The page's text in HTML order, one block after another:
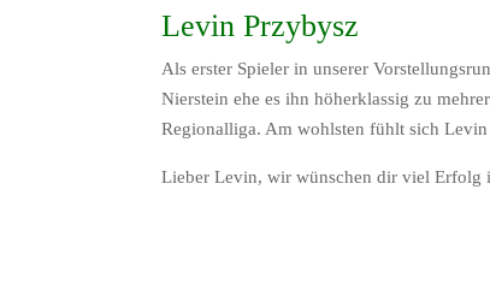
Levin Przybysz
Als erster Spieler in unserer
Nierstein ehe es ihn höherklassig zu
Regionalliga. Am wohlsten fühlt sich
Lieber Levin, wir wünschen dir viel Erfolg